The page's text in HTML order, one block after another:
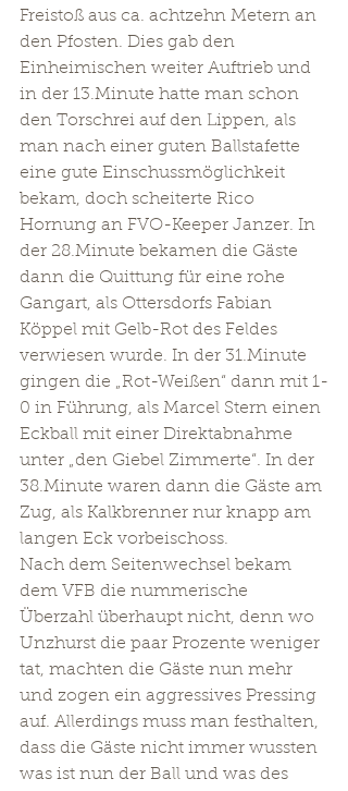
Freistoß aus ca. achtzehn Metern an
den Pfosten. Dies gab den
Einheimischen weiter Auftrieb und
in der 13.Minute hatte man schon
den Torschrei auf den Lippen, als
man nach einer guten Ballstafette
eine gute Einschussmöglichkeit
bekam, doch scheiterte Rico
Hornung an FVO-Keeper Janzer. In
der 28.Minute bekamen die Gäste
dann die Quittung für eine rohe
Gangart, als Ottersdorfs Fabian
Köppel mit Gelb-Rot des Feldes
verwiesen wurde. In der 31.Minute
gingen die „Rot-Weißen“ dann mit 1-
0 in Führung, als Marcel Stern einen
Eckball mit einer Direktabnahme
unter „den Giebel Zimmerte“. In der
38.Minute waren dann die Gäste am
Zug, als Kalkbrenner nur knapp am
langen Eck vorbeischoss.
Nach dem Seitenwechsel bekam
dem VFB die nummerische
Überzahl überhaupt nicht, denn wo
Unzhurst die paar Prozente weniger
tat, machten die Gäste nun mehr
und zogen ein aggressives Pressing
auf. Allerdings muss man festhalten,
dass die Gäste nicht immer wussten
was ist nun der Ball und was des